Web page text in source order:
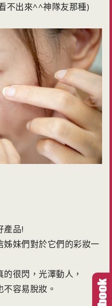
不出來^^神隊友那種)
產品!
妹們對於它們的彩妝一
很閃，光澤動人，
容易脫妝。